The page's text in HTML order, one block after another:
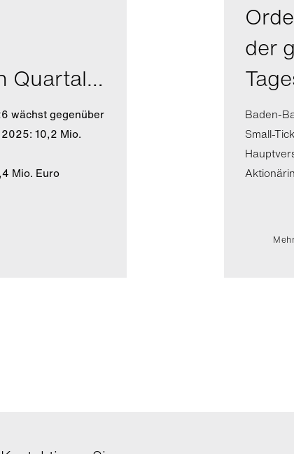
Quartal…
wächst gegenüber
10,2 Mio.
Mio. Euro
der
Baden-
Small-